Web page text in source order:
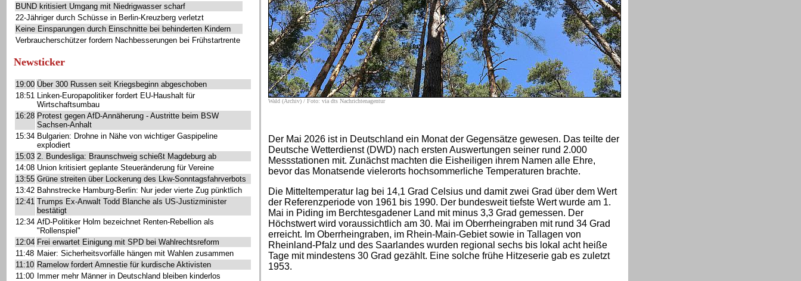
BUND kritisiert Umgang mit Niedrigwasser scharf
22-Jähriger durch Schüsse in Berlin-Kreuzberg verletzt
Keine Einsparungen durch Einschnitte bei behinderten Kindern
Verbraucherschützer fordern Nachbesserungen bei Frühstartrente
Newsticker
19:00 Über 300 Russen seit Kriegsbeginn abgeschoben
18:51 Linken-Europapolitiker fordert EU-Haushalt für
Wirtschaftsumbau
16:28 Protest gegen AfD-Annäherung - Austritte beim BSW
Sachsen-Anhalt
15:34 Bulgarien: Drohne in Nähe von wichtiger Gaspipeline
explodiert
15:03 2. Bundesliga: Braunschweig schießt Magdeburg ab
14:08 Union kritisiert geplante Steueränderung für Vereine
13:55 Grüne streiten über Lockerung des Lkw-Sonntagsfahrverbots
13:42 Bahnstrecke Hamburg-Berlin: Nur jeder vierte Zug pünktlich
12:41 Trumps Ex-Anwalt Todd Blanche als US-Justizminister
bestätigt
12:34 AfD-Politiker Holm bezeichnet Renten-Rebellion als
"Rollenspiel"
12:04 Frei erwartet Einigung mit SPD bei Wahlrechtsreform
11:48 Maier: Sicherheitsvorfälle hängen mit Wahlen zusammen
11:10 Ramelow fordert Amnestie für kurdische Aktivisten
11:00 Immer mehr Männer in Deutschland bleiben kinderlos
Wald (Archiv) / Foto: via dts Nachrichtenagentur
Der Mai 2026 ist in Deutschland ein Monat der Gegensätze gewesen. Das teilte der
Deutsche Wetterdienst (DWD) nach ersten Auswertungen seiner rund 2.000
Messstationen mit. Zunächst machten die Eisheiligen ihrem Namen alle Ehre,
bevor das Monatsende vielerorts hochsommerliche Temperaturen brachte.
Die Mitteltemperatur lag bei 14,1 Grad Celsius und damit zwei Grad über dem Wert
der Referenzperiode von 1961 bis 1990. Der bundesweit tiefste Wert wurde am 1.
Mai in Piding im Berchtesgadener Land mit minus 3,3 Grad gemessen. Der
Höchstwert wird voraussichtlich am 30. Mai im Oberrheingraben mit rund 34 Grad
erreicht. Im Oberrheingraben, im Rhein-Main-Gebiet sowie in Tallagen von
Rheinland-Pfalz und des Saarlandes wurden regional sechs bis lokal acht heiße
Tage mit mindestens 30 Grad gezählt. Eine solche frühe Hitzeserie gab es zuletzt
1953.